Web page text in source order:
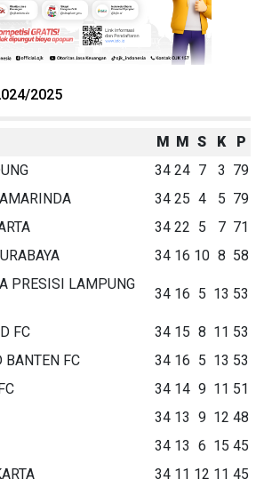
2025
M M S K
P
34 24 7 3 79
34 25 4 5 79
34 22 5 7 71
34 16 10 8 58
PRESISI LAMPUNG
34 16 5 13 53
FC 34 15 8 11 53
BANTEN FC 34 16 5 13 53
34 14 9 11 51
34 13 9 12 48
34 13 6 15 45
34 11 12 11 45